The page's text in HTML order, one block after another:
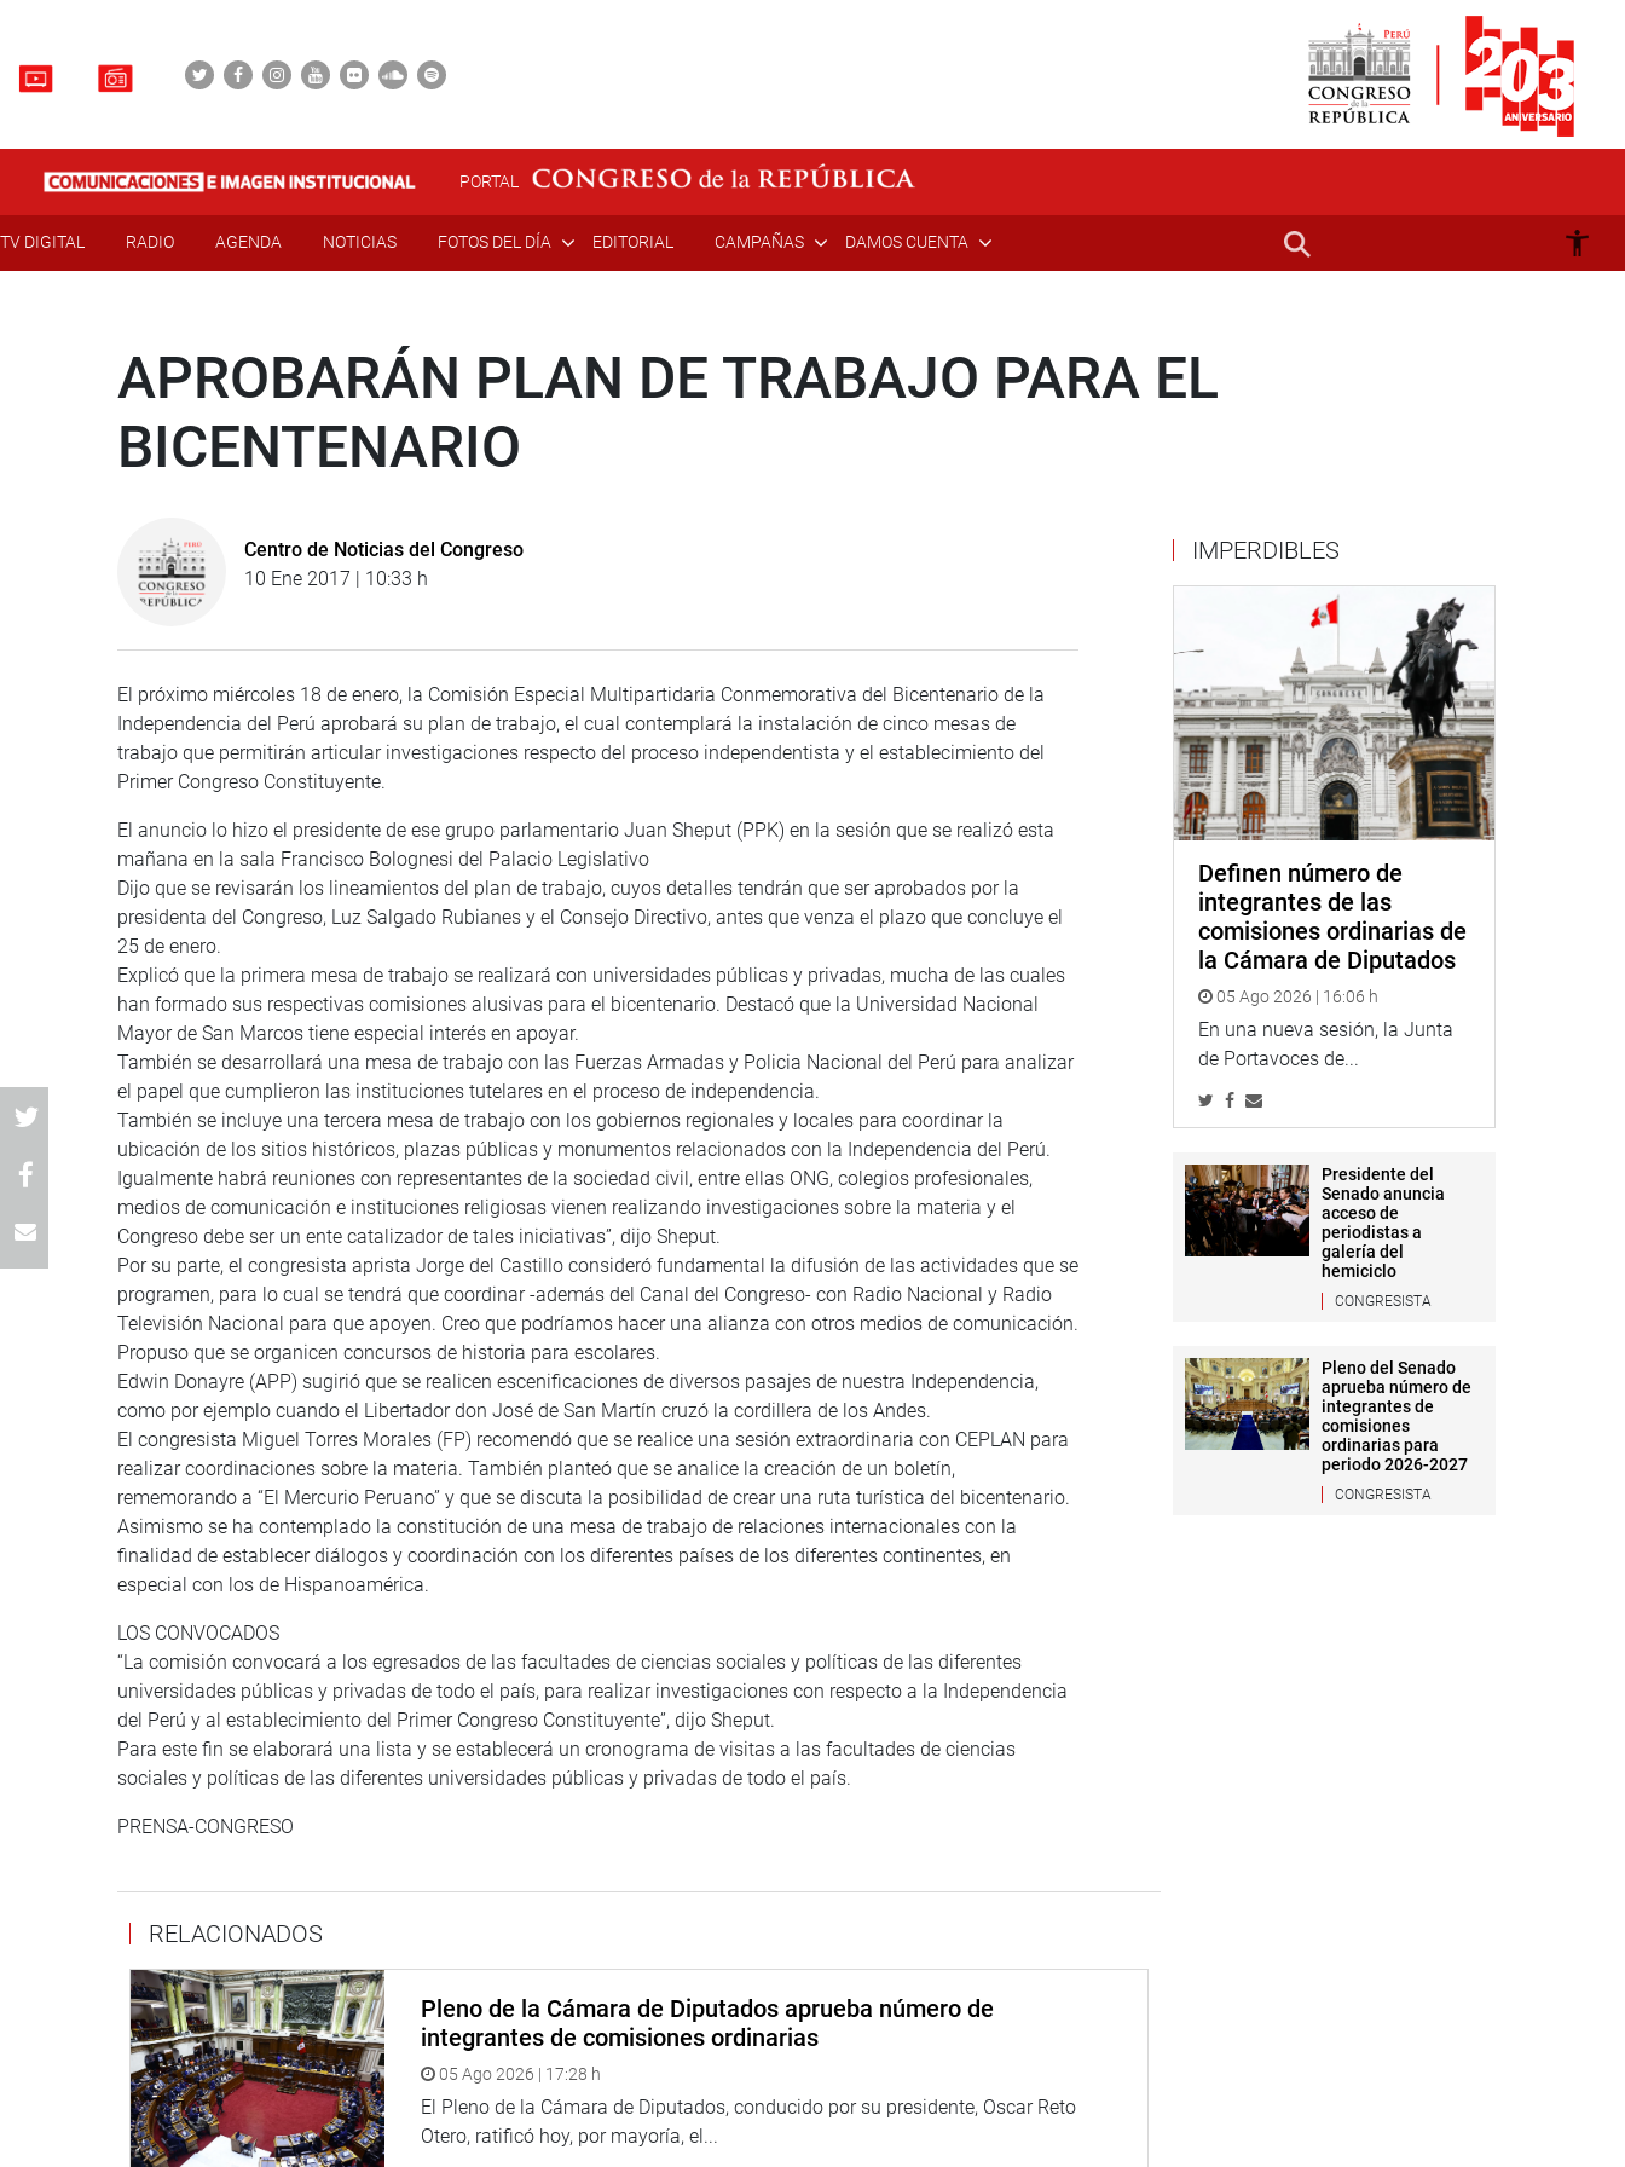
PORTAL
TV DIGITAL RADIO AGENDA NOTICIAS FOTOS DEL DÍA EDITORIAL CAMPAÑAS DAMOS CUENTA
APROBARÁN PLAN DE TRABAJO PARA EL
BICENTENARIO
Centro de Noticias del Congreso
10 Ene 2017 | 10:33 h
El próximo miércoles 18 de enero, la Comisión Especial Multipartidaria Conmemorativa del Bicentenario de la
Independencia del Perú aprobará su plan de trabajo, el cual contemplará la instalación de cinco mesas de
trabajo que permitirán articular investigaciones respecto del proceso independentista y el establecimiento del
Primer Congreso Constituyente.
El anuncio lo hizo el presidente de ese grupo parlamentario Juan Sheput (PPK) en la sesión que se realizó esta
mañana en la sala Francisco Bolognesi del Palacio Legislativo
Dijo que se revisarán los lineamientos del plan de trabajo, cuyos detalles tendrán que ser aprobados por la
presidenta del Congreso, Luz Salgado Rubianes y el Consejo Directivo, antes que venza el plazo que concluye el
25 de enero.
Explicó que la primera mesa de trabajo se realizará con universidades públicas y privadas, mucha de las cuales
han formado sus respectivas comisiones alusivas para el bicentenario. Destacó que la Universidad Nacional
Mayor de San Marcos tiene especial interés en apoyar.
También se desarrollará una mesa de trabajo con las Fuerzas Armadas y Policia Nacional del Perú para analizar
el papel que cumplieron las instituciones tutelares en el proceso de independencia.
También se incluye una tercera mesa de trabajo con los gobiernos regionales y locales para coordinar la
ubicación de los sitios históricos, plazas públicas y monumentos relacionados con la Independencia del Perú.
Igualmente habrá reuniones con representantes de la sociedad civil, entre ellas ONG, colegios profesionales,
medios de comunicación e instituciones religiosas vienen realizando investigaciones sobre la materia y el
Congreso debe ser un ente catalizador de tales iniciativas”, dijo Sheput.
Por su parte, el congresista aprista Jorge del Castillo consideró fundamental la difusión de las actividades que se
programen, para lo cual se tendrá que coordinar -además del Canal del Congreso- con Radio Nacional y Radio
Televisión Nacional para que apoyen. Creo que podríamos hacer una alianza con otros medios de comunicación.
Propuso que se organicen concursos de historia para escolares.
Edwin Donayre (APP) sugirió que se realicen escenificaciones de diversos pasajes de nuestra Independencia,
como por ejemplo cuando el Libertador don José de San Martín cruzó la cordillera de los Andes.
El congresista Miguel Torres Morales (FP) recomendó que se realice una sesión extraordinaria con CEPLAN para
realizar coordinaciones sobre la materia. También planteó que se analice la creación de un boletín,
rememorando a “El Mercurio Peruano” y que se discuta la posibilidad de crear una ruta turística del bicentenario.
Asimismo se ha contemplado la constitución de una mesa de trabajo de relaciones internacionales con la
finalidad de establecer diálogos y coordinación con los diferentes países de los diferentes continentes, en
especial con los de Hispanoamérica.
LOS CONVOCADOS
“La comisión convocará a los egresados de las facultades de ciencias sociales y políticas de las diferentes
universidades públicas y privadas de todo el país, para realizar investigaciones con respecto a la Independencia
del Perú y al establecimiento del Primer Congreso Constituyente”, dijo Sheput.
Para este fin se elaborará una lista y se establecerá un cronograma de visitas a las facultades de ciencias
sociales y políticas de las diferentes universidades públicas y privadas de todo el país.
PRENSA-CONGRESO
RELACIONADOS
Pleno de la Cámara de Diputados aprueba número de
integrantes de comisiones ordinarias
05 Ago 2026 | 17:28 h
El Pleno de la Cámara de Diputados, conducido por su presidente, Oscar Reto
Otero, ratificó hoy, por mayoría, el...
IMPERDIBLES
Definen número de
integrantes de las
comisiones ordinarias de
la Cámara de Diputados
05 Ago 2026 | 16:06 h
En una nueva sesión, la Junta
de Portavoces de...
Presidente del
Senado anuncia
acceso de
periodistas a
galería del
hemiciclo
CONGRESISTA
Pleno del Senado
aprueba número de
integrantes de
comisiones
ordinarias para
periodo 2026-2027
CONGRESISTA